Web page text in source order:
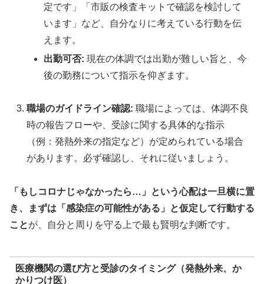
定です」「市販の検査キットで確認を検討して
います」など、自分なりに考えている行動を伝
えます。
出勤可否: 現在の体調では出勤が難しい旨と、今
後の勤務について指示を仰ぎます。
職場のガイドライン確認: 職場によっては、体調不良
時の報告フローや、受診に関する具体的な指示
（例：発熱外来の指定など）が定められている場合
があります。必ず確認し、それに従いましょう。
「もしコロナじゃなかったら…」という心配は一旦横に置
き、まずは「感染症の可能性がある」と仮定して行動する
ことが、自分と周りを守る上で最も賢明な判断です。
医療機関の選び方と受診のタイミング（発熱外来、か
かりつけ医）